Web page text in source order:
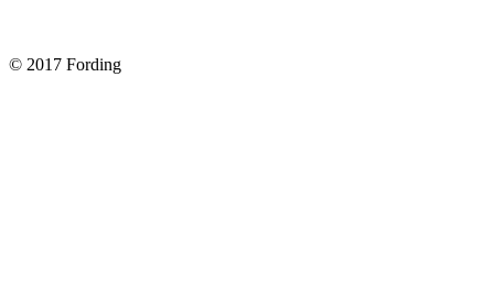
© 2017 Fording